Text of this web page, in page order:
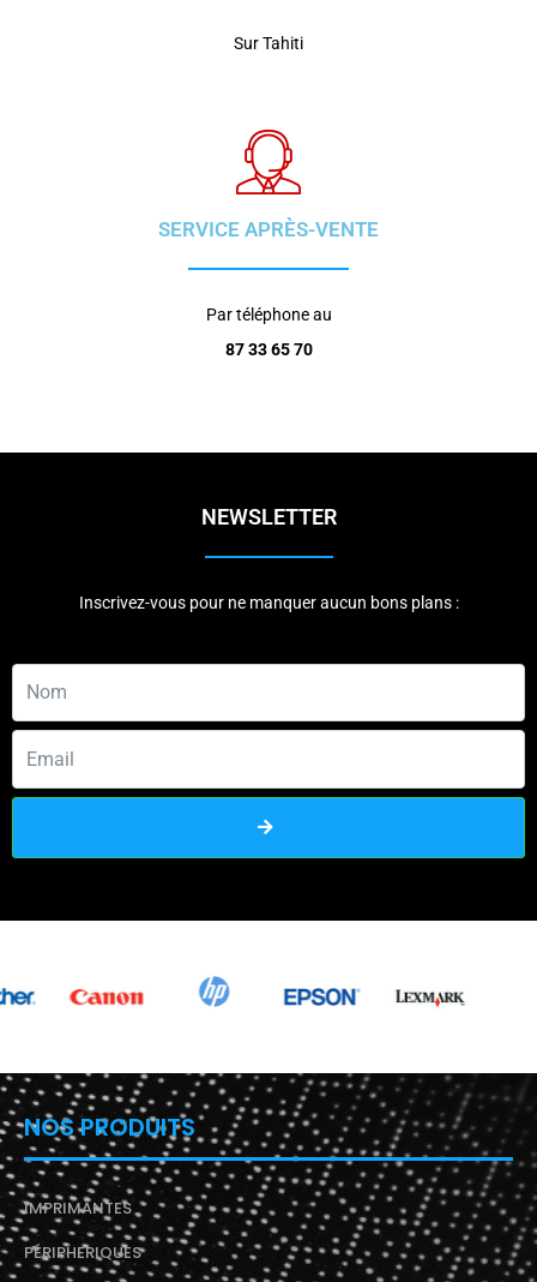
Sur Tahiti
SERVICE APRÈS-VENTE
Par téléphone au
87 33 65 70
NEWSLETTER
Inscrivez-vous pour ne manquer aucun bons plans :
NOS PRODUITS
IMPRIMANTES
PÉRIPHERIQUES